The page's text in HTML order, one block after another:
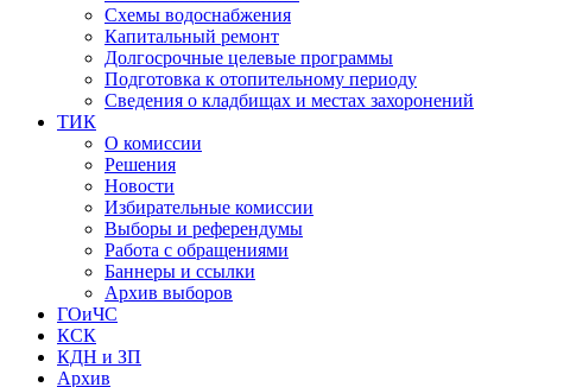
Схемы водоснабжения
Капитальный ремонт
Долгосрочные целевые программы
Подготовка к отопительному периоду
Сведения о кладбищах и местах захоронений
ТИК
О комиссии
Решения
Новости
Избирательные комиссии
Выборы и референдумы
Работа с обращениями
Баннеры и ссылки
Архив выборов
ГОиЧС
КСК
КДН и ЗП
Архив